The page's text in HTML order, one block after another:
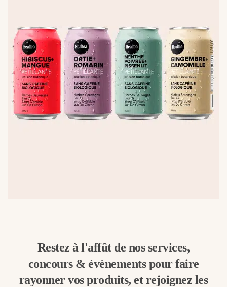
Restez à l'affût de nos services,
concours & évènements pour faire
rayonner vos produits, et rejoignez les